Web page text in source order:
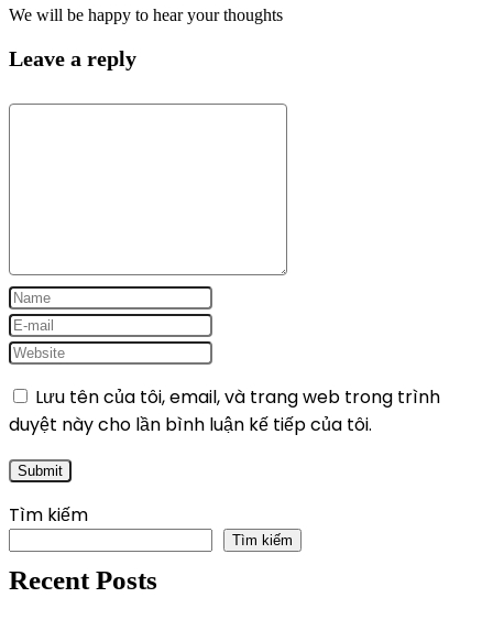
We will be happy to hear your thoughts
Leave a reply
Lưu tên của tôi, email, và trang web trong trình
duyệt này cho lần bình luận kế tiếp của tôi.
Tìm kiếm
Tìm kiếm
Recent Posts